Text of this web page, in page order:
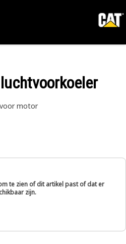
motor
te zien of dit artikel past of dat er
zijn.